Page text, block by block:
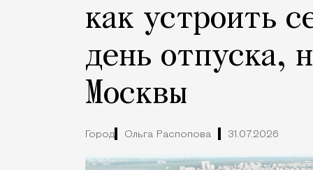
как устроить
день отпуска,
Москвы
Город Ольга Распопова 31.07.2026